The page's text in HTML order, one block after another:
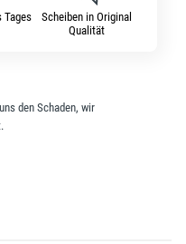
Tages
Scheiben in Original
Qualität
den Schaden, wir